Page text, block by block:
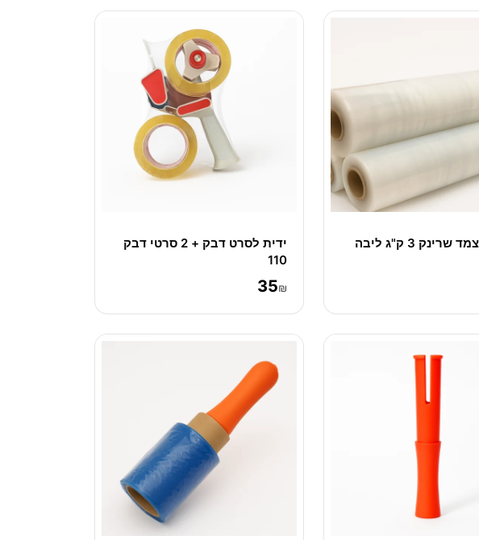
ניילון נצמד שרינק 3 ק"ג ליבה
ידית לסרט דבק + 2 סרטי דבק
110
₪
35